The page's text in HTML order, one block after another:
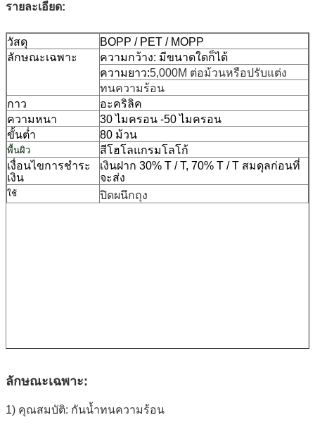
รายละเอียด:
วัสดุ
BOPP / PET / MOPP
ลักษณะเฉพาะ
ความกว้าง: มีขนาดใดก็ได้
ความยาว:5,000M ต่อม้วนหรือปรับแต่ง
ทนความร้อน
กาว
อะคริลิค
ความหนา
30 ไมครอน -50 ไมครอน
ขั้นต่ำ
80 ม้วน
พื้นผิว
สีโฮโลแกรมโลโก้
เงื่อนไขการชำระ
เงิน
เงินฝาก 30% T / T, 70% T / T สมดุลก่อนที่
จะส่ง
ใช้ ปิดผนึกถุง
ลักษณะเฉพาะ:
1) คุณสมบัติ: กันน้ำทนความร้อน